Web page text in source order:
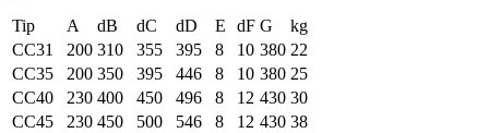
Tip A dB dC dD E dF G
kg
CC31
200 310 355 395 8 10 380 22
CC35
200 350 395 446 8 10 380 25
CC40
230 400 450 496 8 12 430 30
CC45
230 450 500 546 8 12 430 38